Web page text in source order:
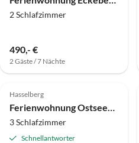
2 Schlafzimmer
490,- €
2 Gäste / 7 Nächte
Hasselberg
3 Schlafzimmer
Schnellantworter